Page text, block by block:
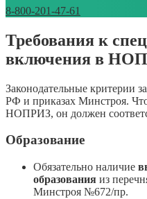
8-800-201-47-61
Требования к
включения в
Законодательные критерии
РФ и приказах Минстроя.
НОПРИЗ, он должен
Образование
Обязательно наличие
образования из
Минстроя №672/пр.